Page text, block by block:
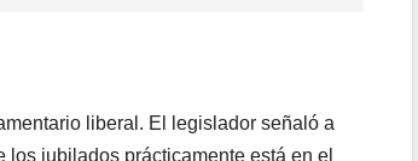
liberal. El legislador señaló a
los jubilados prácticamente está en el